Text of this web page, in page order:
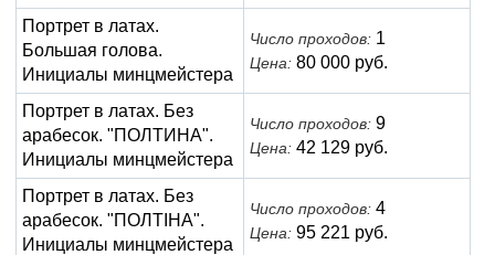
Портрет в латах.
Большая голова.
Инициалы минцмейстера
Число проходов: 1
Цена: 80 000 руб.
Портрет в латах. Без
арабесок. "ПОЛТИНА".
Инициалы минцмейстера
Число проходов: 9
Цена: 42 129 руб.
Портрет в латах. Без
арабесок. "ПОЛТIНА".
Инициалы минцмейстера
Число проходов: 4
Цена: 95 221 руб.